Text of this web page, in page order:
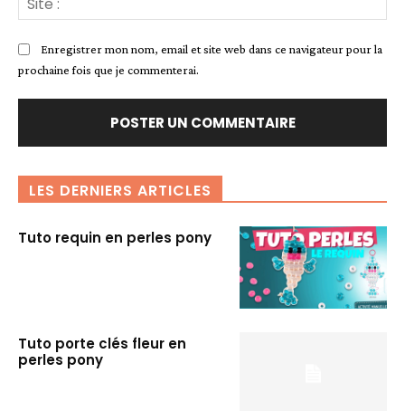
:
Enregistrer mon nom, email et site web dans ce navigateur pour la
prochaine fois que je commenterai.
LES DERNIERS ARTICLES
Tuto requin en perles pony
Tuto porte clés fleur en
perles pony